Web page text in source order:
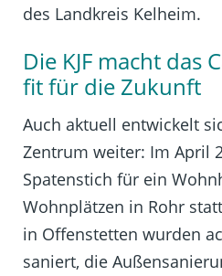
des Landkreis Kelheim.
Die KJF macht das
fit für die Zukunft
Auch aktuell entwickelt
Zentrum weiter: Im April
Spatenstich für ein
Wohnplätzen in Rohr
in Offenstetten wurden
saniert, die